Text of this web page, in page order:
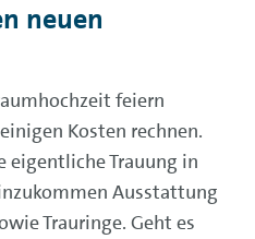
neuen
feiern
Kosten rechnen.
eigentliche Trauung in
Ausstattung
Trauringe. Geht es